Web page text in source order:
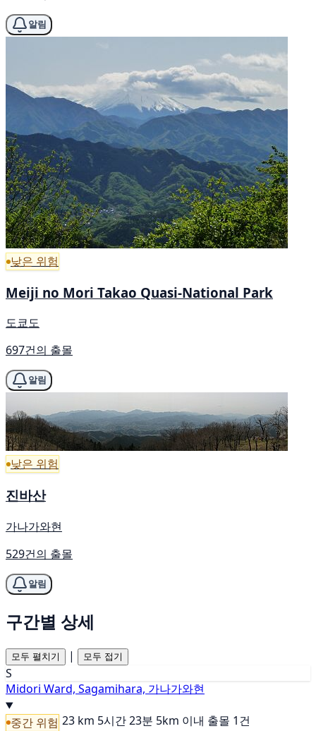
알림
낮은 위험
Meiji no Mori Takao Quasi-National Park
도쿄도
697건의 출몰
알림
낮은 위험
진바산
가나가와현
529건의 출몰
알림
구간별 상세
모두 펼치기 | 모두 접기
S
Midori Ward, Sagamihara, 가나가와현
중간 위험 23 km 5시간 23분 5km 이내 출몰 1건